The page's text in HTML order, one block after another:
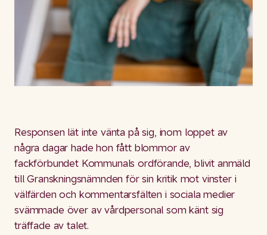
Responsen lät inte vänta på sig, inom loppet av
några dagar hade hon fått blommor av
fackförbundet Kommunals ordförande, blivit anmäld
till Granskningsnämnden för sin kritik mot vinster i
välfärden och kommentarsfälten i sociala medier
svämmade över av vårdpersonal som känt sig
träffade av talet.